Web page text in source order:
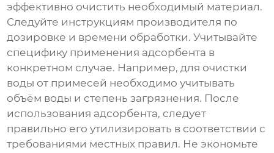
эффективно очистить необходимый материал.
Следуйте инструкциям производителя по
дозировке и времени обработки. Учитывайте
специфику применения адсорбента в
конкретном случае. Например, для очистки
воды от примесей необходимо учитывать
объём воды и степень загрязнения. После
использования адсорбента, следует
правильно его утилизировать в соответствии с
требованиями местных правил. Не экономьте